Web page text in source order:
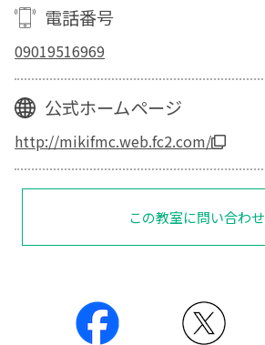
電話番号
09019516969
公式ホームページ
http://mikifmc.web.fc2.com/
この教室に問い合わ